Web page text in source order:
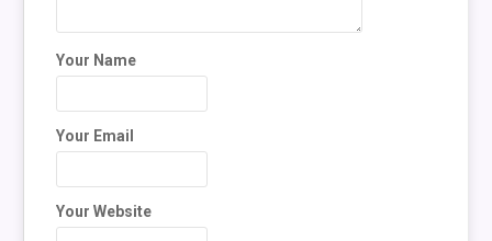
Your Name
Your Email
Your Website